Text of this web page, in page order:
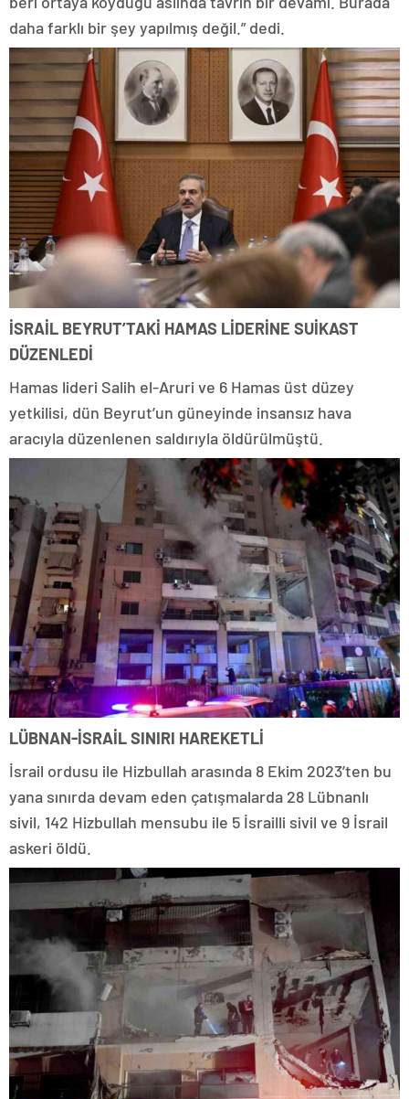
daha farklı bir şey yapılmış değil.” dedi.
İSRAİL BEYRUT’TAKİ HAMAS LİDERİNE SUİKAST
DÜZENLEDİ
Hamas lideri Salih el-Aruri ve 6 Hamas üst düzey
yetkilisi, dün Beyrut’un güneyinde insansız hava
aracıyla düzenlenen saldırıyla öldürülmüştü.
LÜBNAN-İSRAİL SINIRI HAREKETLİ
İsrail ordusu ile Hizbullah arasında 8 Ekim 2023’ten bu
yana sınırda devam eden çatışmalarda 28 Lübnanlı
sivil, 142 Hizbullah mensubu ile 5 İsrailli sivil ve 9 İsrail
askeri öldü.